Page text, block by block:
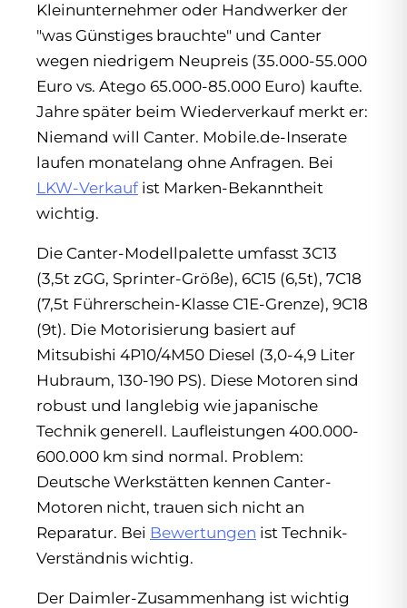
Kleinunternehmer oder Handwerker der
"was Günstiges brauchte" und Canter
wegen niedrigem Neupreis (35.000-55.000
Euro vs. Atego 65.000-85.000 Euro) kaufte.
Jahre später beim Wiederverkauf merkt er:
Niemand will Canter. Mobile.de-Inserate
laufen monatelang ohne Anfragen. Bei
LKW-Verkauf ist Marken-Bekanntheit
wichtig.
Die Canter-Modellpalette umfasst 3C13
(3,5t zGG, Sprinter-Größe), 6C15 (6,5t), 7C18
(7,5t Führerschein-Klasse C1E-Grenze), 9C18
(9t). Die Motorisierung basiert auf
Mitsubishi 4P10/4M50 Diesel (3,0-4,9 Liter
Hubraum, 130-190 PS). Diese Motoren sind
robust und langlebig wie japanische
Technik generell. Laufleistungen 400.000-
600.000 km sind normal. Problem:
Deutsche Werkstätten kennen Canter-
Motoren nicht, trauen sich nicht an
Reparatur. Bei Bewertungen ist Technik-
Verständnis wichtig.
Der Daimler-Zusammenhang ist wichtig